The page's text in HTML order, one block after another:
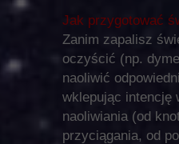
Jak przygotować
Zanim zapalisz
oczyścić (np.
naoliwić
wklepując intencję
naoliwiania (od
przyciągania, od